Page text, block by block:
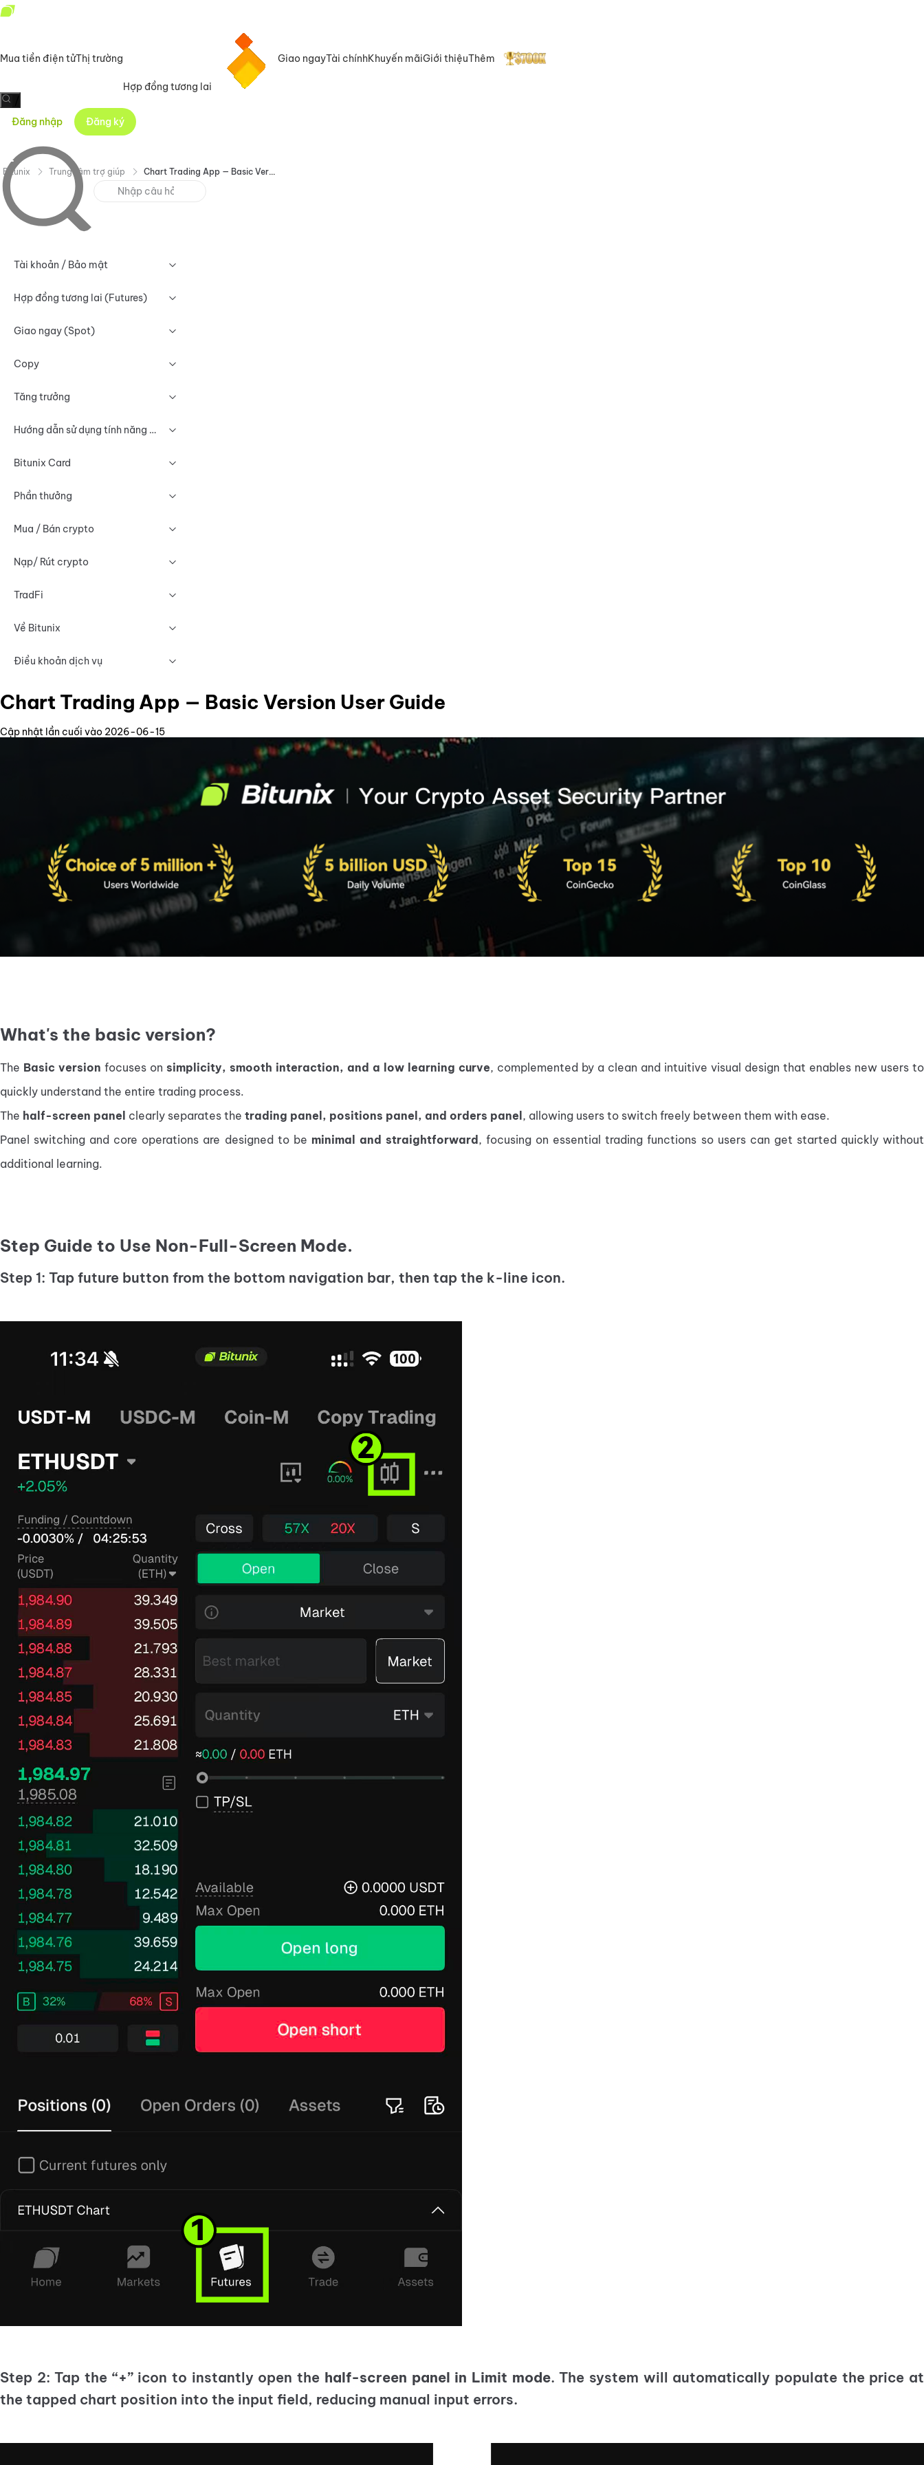
Mua tiền điện tửThị trường
Hợp đồng tương lai
Giao ngayTài chínhKhuyến mãiGiới thiệuThêm
Đăng nhập
Đăng ký
Bitunix Trung tâm trợ giúp Chart Trading App — Basic Version User Guide
Tài khoản / Bảo mật
Hợp đồng tương lai (Futures)
Giao ngay (Spot)
Copy
Tăng trưởng
Hướng dẫn sử dụng tính năng Biểu đồ
Bitunix Card
Phần thưởng
Mua / Bán crypto
Nạp/ Rút crypto
TradFi
Về Bitunix
Điều khoản dịch vụ
Chart Trading App — Basic Version User Guide
Cập nhật lần cuối vào 2026-06-15
What's the basic version?
The Basic version focuses on simplicity, smooth interaction, and a low learning curve, complemented by a clean and intuitive visual design that enables new users to
quickly understand the entire trading process.
The half-screen panel clearly separates the trading panel, positions panel, and orders panel , allowing users to switch freely between them with ease.
Panel switching and core operations are designed to be minimal and straightforward , focusing on essential trading functions so users can get started quickly without
additional learning.
Step Guide to Use Non-Full-Screen Mode.
Step 1: Tap future button from the bottom navigation bar, then tap the k-line icon.
Step 2: Tap the “+”icon to instantly open the half-screen panel in Limit mode. The system will automatically populate the price at
the tapped chart position into the input field, reducing manual input errors.